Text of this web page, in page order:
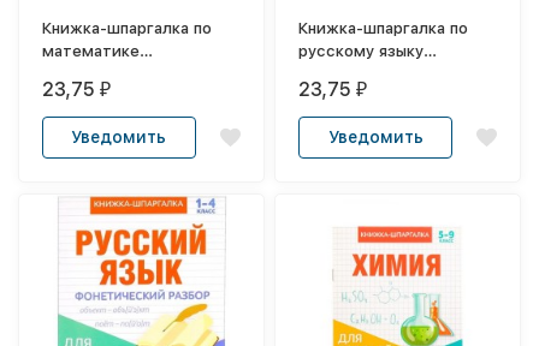
Книжка-шпаргалка по
математике
стр., 5-9 класс
23,75₽
Уведомить
Книжка-шпаргалка по
русскому языку
1-4 класс
23,75₽
Уведомить